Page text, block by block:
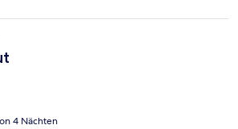
4 Nächten